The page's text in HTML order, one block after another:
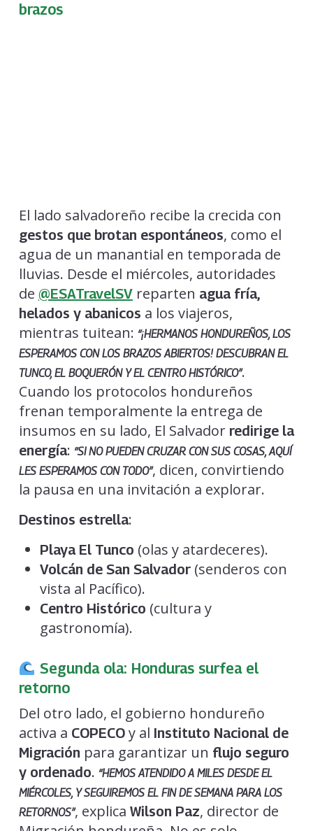
brazos
El lado salvadoreño recibe la crecida con
gestos que brotan espontáneos, como el
agua de un manantial en temporada de
lluvias. Desde el miércoles, autoridades
de @ESATravelSVreparten agua fría,
helados y abanicos a los viajeros,
mientras tuitean: “¡HERMANOS HONDUREÑOS, LOS
ESPERAMOS CON LOS BRAZOS ABIERTOS! DESCUBRAN EL
TUNCO, EL BOQUERÓN Y EL CENTRO HISTÓRICO”.
Cuando los protocolos hondureños
frenan temporalmente la entrega de
insumos en su lado, El Salvador redirige la
energía: “SI NO PUEDEN CRUZAR CON SUS COSAS, AQUÍ
LES ESPERAMOS CON TODO”, dicen, convirtiendo
la pausa en una invitación a explorar.
Destinos estrella:
Playa El Tunco (olas y atardeceres).
Volcán de San Salvador(senderos con
vista al Pacífico).
Centro Histórico (cultura y
gastronomía).
Segunda ola: Honduras surfea el
retorno
Del otro lado, el gobierno hondureño
activa a COPECOy al Instituto Nacional de
Migración para garantizar un flujo seguro
y ordenado. “HEMOS ATENDIDO A MILES DESDE EL
MIÉRCOLES, Y SEGUIREMOS EL FIN DE SEMANA PARA LOS
RETORNOS”, explica Wilson Paz, director de